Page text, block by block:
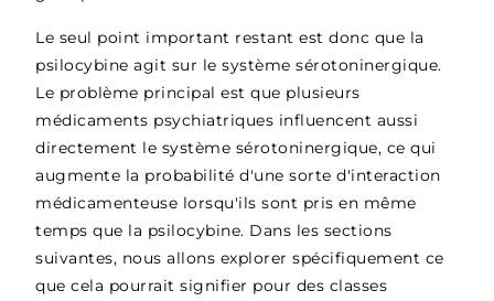
Le seul point important restant est donc que la
psilocybine agit sur le système sérotoninergique.
Le problème principal est que plusieurs
médicaments psychiatriques influencent aussi
directement le système sérotoninergique, ce qui
augmente la probabilité d'une sorte d'interaction
médicamenteuse lorsqu'ils sont pris en même
temps que la psilocybine. Dans les sections
suivantes, nous allons explorer spécifiquement ce
que cela pourrait signifier pour des classes